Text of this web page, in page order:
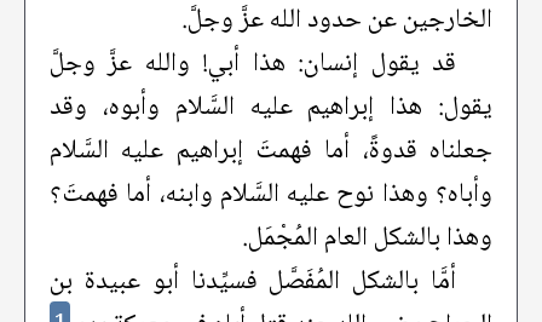
الخارجين عن حدود الله عزَّ وجلَّ.
قد يقول إنسان: هذا أبي! والله عزَّ وجلَّ
يقول: هذا إبراهيم عليه السَّلام وأبوه، وقد
جعلناه قدوةً، أما فهمتَ إبراهيم عليه السَّلام
وأباه؟ وهذا نوح عليه السَّلام وابنه، أما فهمتَ؟
وهذا بالشكل العام المُجْمَل.
أمَّا بالشكل المُفَصَّل فسيِّدنا أبو عبيدة بن